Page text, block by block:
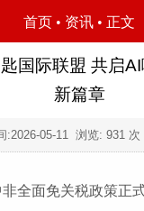
首页 • 资讯 • 正文
国际联盟 共启
新篇章
:2026-05-11 浏览: 931
全面免关税政策正